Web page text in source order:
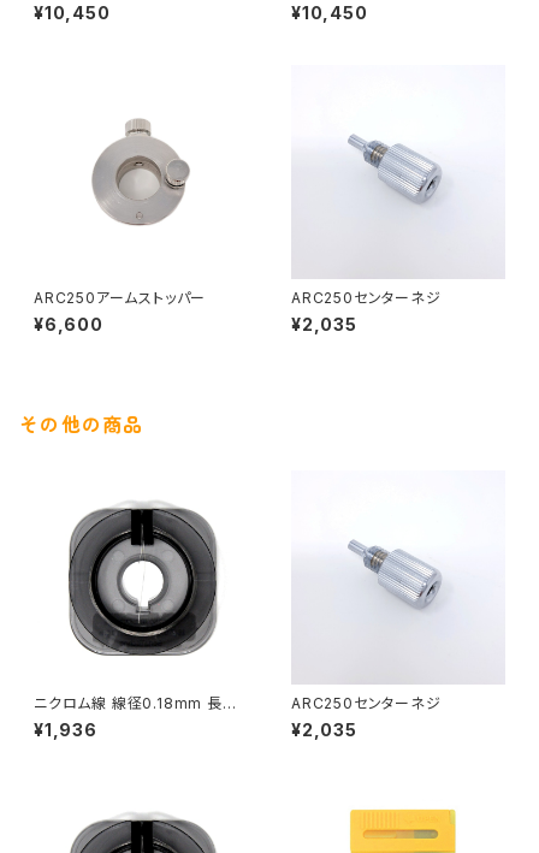
¥10,450 ¥10,450
ARC250アームストッパー
¥6,600
ARC250センターネジ
¥2,035
その他の商品
ニクロム線 線径0.18mm 長さ4
0ｍ
¥1,936
ARC250センターネジ
¥2,035